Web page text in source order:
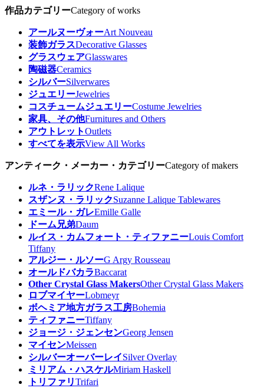
作品カテゴリーCategory of works
アールヌーヴォーArt Nouveau
装飾ガラスDecorative Glasses
グラスウェアGlasswares
陶磁器Ceramics
シルバーSilverwares
ジュエリーJewelries
コスチュームジュエリーCostume Jewelries
家具、その他Furnitures and Others
アウトレットOutlets
すべてを表示View All Works
アンティーク・メーカー・カテゴリーCategory of makers
ルネ・ラリックRene Lalique
スザンヌ・ラリックSuzanne Lalique Tablewares
エミール・ガレEmille Galle
ドーム兄弟Daum
ルイス・カムフォート・ティファニーLouis Comfort
Tiffany
アルジー・ルソーG Argy Rousseau
オールドバカラBaccarat
Other Crystal Glass MakersOther Crystal Glass Makers
ロブマイヤーLobmeyr
ボヘミア地方ガラス工房Bohemia
ティファニーTiffany
ジョージ・ジェンセンGeorg Jensen
マイセンMeissen
シルバーオーバーレイSilver Overlay
ミリアム・ハスケルMiriam Haskell
トリファリTrifari